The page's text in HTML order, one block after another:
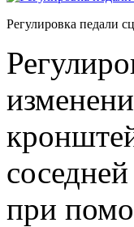
Регулировка педали
при